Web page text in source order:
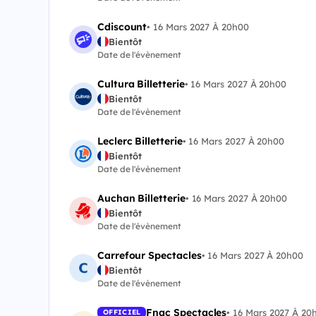
Cdiscount• 16 Mars 2027 À 20h00
Bientôt
Date de l'évènement
Cultura Billetterie• 16 Mars 2027 À 20h00
Bientôt
Date de l'évènement
Leclerc Billetterie• 16 Mars 2027 À 20h00
Bientôt
Date de l'évènement
Auchan Billetterie• 16 Mars 2027 À 20h00
Bientôt
Date de l'évènement
Carrefour Spectacles• 16 Mars 2027 À 20h00
Bientôt
Date de l'évènement
OFFICIEL Fnac Spectacles• 16 Mars 2027 À